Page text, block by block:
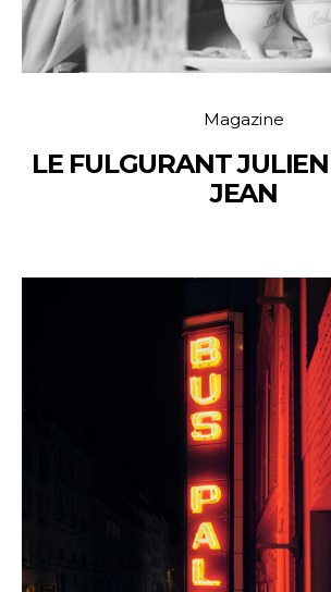
Magazine
LE FULGURANT
JEAN